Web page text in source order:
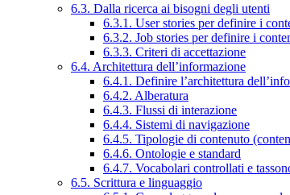
6.3. Dalla ricerca ai bisogni degli utenti
6.3.1. User stories per definire i
6.3.2. Job stories per definire i
6.3.3. Criteri di accettazione
6.4. Architettura dell’informazione
6.4.1. Definire l’architettura
6.4.2. Alberatura
6.4.3. Flussi di interazione
6.4.4. Sistemi di navigazione
6.4.5. Tipologie di contenuto
6.4.6. Ontologie e standard
6.4.7. Vocabolari controllati e
6.5. Scrittura e linguaggio